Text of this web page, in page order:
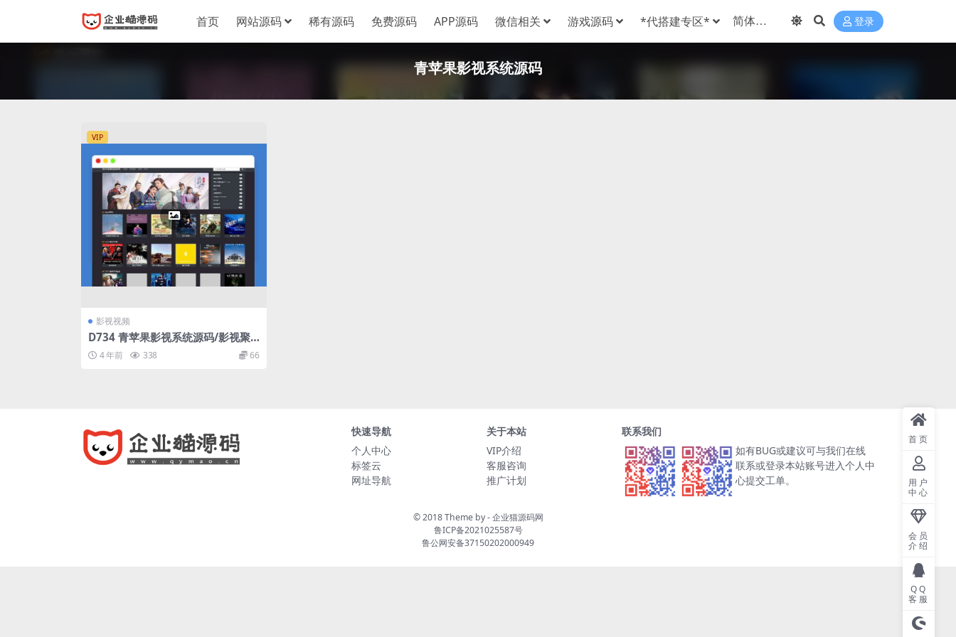
首页 网站源码 稀有源码 免费源码 APP源码 微信相关 游戏源码 *代搭建专区* 登录
青苹果影视系统源码
VIP
影视视频
D734 青苹果影视系统源码/影视聚
合/影视导航/影视点播网站源码下载
4 年前 338 66
快速导航
个人中心
标签云
网址导航
关于本站
VIP介绍
客服咨询
推广计划
联系我们
如有BUG或建议可与我们在线
联系或登录本站账号进入个人中
心提交工单。
© 2018 Theme by -企业猫源码网
鲁ICP备2021025587号
鲁公网安备37150202000949
首页
用户
中心
会员
介绍
QQ
客服